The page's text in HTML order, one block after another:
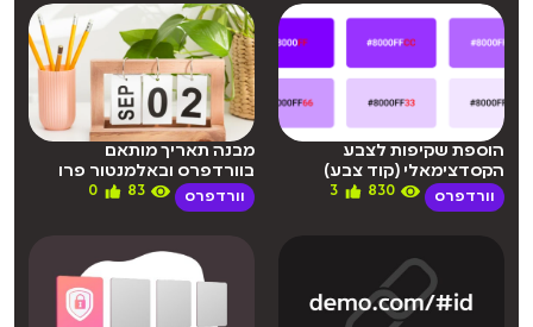
הוספת שקיפות לצבע
הקסדצימאלי (קוד צבע)
וורדפרס 830
3
מבנה תאריך מותאם
בוורדפרס ובאלמנטור פרו
וורדפרס 83
0